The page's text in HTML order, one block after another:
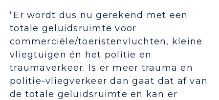
“Er wordt dus nu gerekend met een
totale geluidsruimte voor
commerciële/toeristenvluchten, kleine
vliegtuigen én het politie en
traumaverkeer. Is er meer trauma en
politie-vliegverkeer dan gaat dat af van
de totale geluidsruimte en kan er